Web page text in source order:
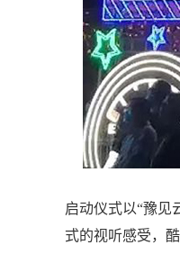
启动仪式以“豫见
式的视听感受，